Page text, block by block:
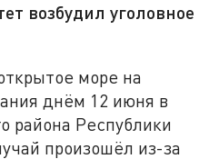
возбудил уголовное
море на
днём 12 июня в
района Республики
произошёл из-за